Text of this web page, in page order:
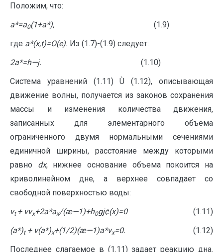
Положим, что:
a*=a0(1+a*), (1.9)
где a*(x,t)=O(e). Из (1.7)-(1.9) следует:
2a*=h—j. (1.10)
Система уравнений (1.11) Ù (1.12), описывающая
движение волны, получается из законов сохранения
массы и изменения количества движения,
записанных для элементарного объема
ограниченного двумя нормальными сечениями
единичной ширины, расстояние между которыми
равно dx, нижнее основание объема покоится на
криволинейном дне, а верхнее совпадает со
свободной поверхностью воды:
vt + vvx+2a*ax/(æ—1)+h0gj¢(x)=0 (1.11)
(a*)t + v(a*)x+(1/2)(æ—1)a*vx=0. (1.12)
Последнее слагаемое в (1.11) задает реакцию дна.